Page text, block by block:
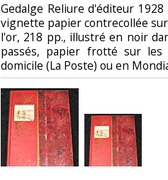
‎Gedalge Reliure d'éditeur
vignette papier contrecollée
l'or, 218 pp., illustré en noir
passés, papier frotté sur
domicile (La Poste) ou en